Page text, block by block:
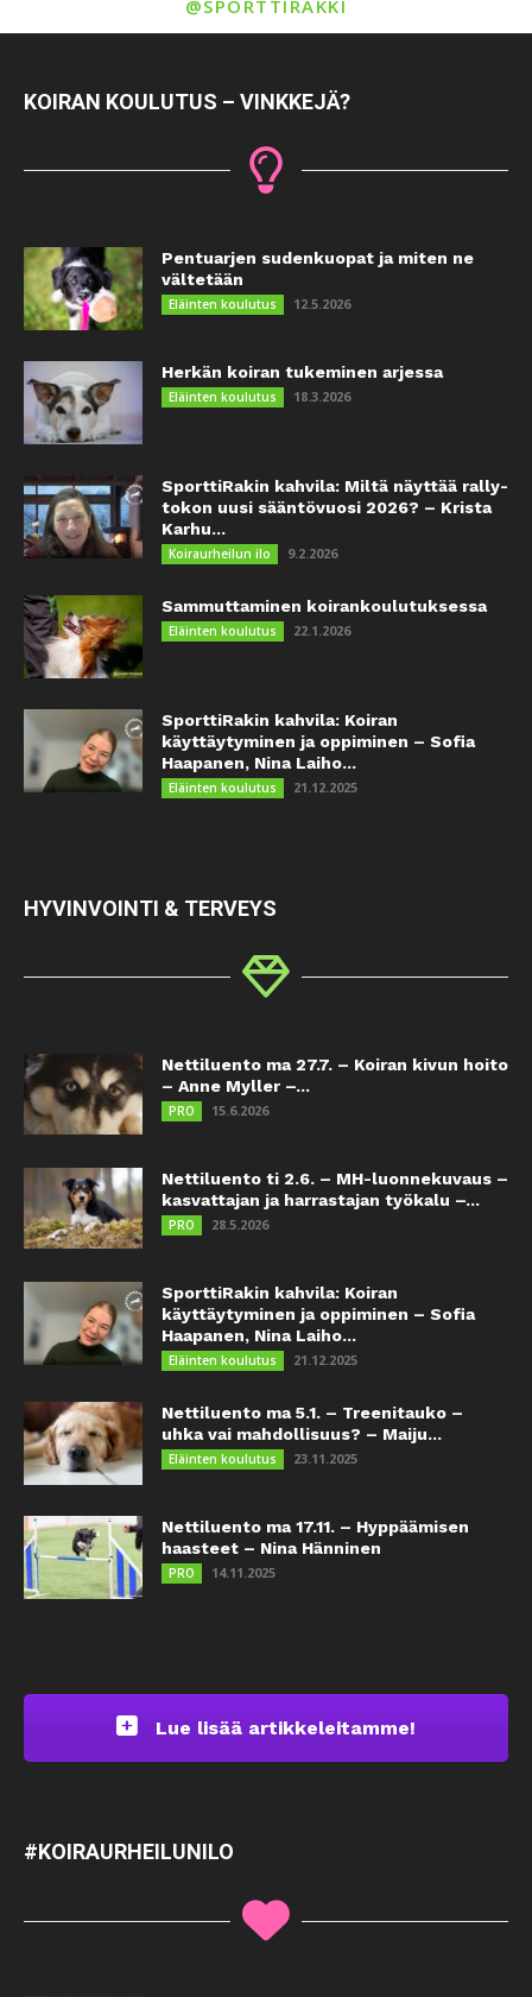
@SPORTTIRAKKI
KOIRAN KOULUTUS – VINKKEJÄ?
Pentuarjen sudenkuopat ja miten ne
vältetään
Eläinten koulutus 12.5.2026
Herkän koiran tukeminen arjessa
Eläinten koulutus 18.3.2026
SporttiRakin kahvila: Miltä näyttää rally-
tokon uusi sääntövuosi 2026? – Krista
Karhu...
Koiraurheilun ilo 9.2.2026
Sammuttaminen koirankoulutuksessa
Eläinten koulutus 22.1.2026
SporttiRakin kahvila: Koiran
käyttäytyminen ja oppiminen – Sofia
Haapanen, Nina Laiho...
Eläinten koulutus 21.12.2025
HYVINVOINTI & TERVEYS
Nettiluento ma 27.7. – Koiran kivun hoito
– Anne Myller –...
PRO 15.6.2026
Nettiluento ti 2.6. – MH-luonnekuvaus –
kasvattajan ja harrastajan työkalu –...
PRO 28.5.2026
SporttiRakin kahvila: Koiran
käyttäytyminen ja oppiminen – Sofia
Haapanen, Nina Laiho...
Eläinten koulutus 21.12.2025
Nettiluento ma 5.1. – Treenitauko –
uhka vai mahdollisuus? – Maiju...
Eläinten koulutus 23.11.2025
Nettiluento ma 17.11. – Hyppäämisen
haasteet – Nina Hänninen
PRO 14.11.2025
Lue lisää artikkeleitamme!
#KOIRAURHEILUNILO